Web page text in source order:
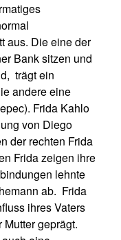
aus. Die eine der
Bank sitzen und
trägt ein
andere eine
Frida Kahlo
von Diego
der rechten Frida
Frida zeigen ihre
lehnte
ab. Frida
ihres Vaters
geprägt.